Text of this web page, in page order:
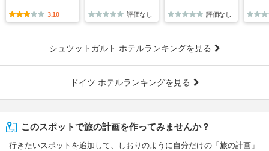
3.10 評価なし 評価なし
シュツットガルト ホテルランキングを見る
ドイツ ホテルランキングを見る
このスポットで旅の計画を作ってみませんか？
行きたいスポットを追加して、しおりのように自分だけの「旅の計画」